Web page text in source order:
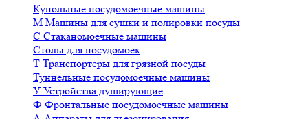
Купольные посудомоечные машины
М Машины для сушки и полировки посуды
С Стаканомоечные машины
Столы для посудомоек
Т Транспортеры для грязной посуды
Туннельные посудомоечные машины
У Устройства душирующие
Ф Фронтальные посудомоечные машины